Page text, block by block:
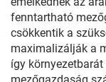
fenntartható
csökkentik a
maximalizálják a
így